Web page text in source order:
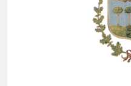
💡
la nuova
al futuro
1 Anno Ago
🌤️